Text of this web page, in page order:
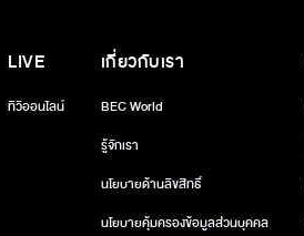
LIVE
ทีวีออนไลน์
เกี่ยวกับเรา
BEC World
รู้จักเรา
นโยบายด้านลิขสิทธิ์
นโยบายคุ้มครองข้อมูลส่วนบุคคล